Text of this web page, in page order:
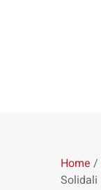
Home /
Solidali